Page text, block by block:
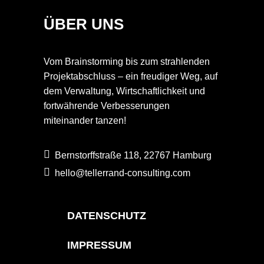
ÜBER UNS
Vom Brainstorming bis zum strahlenden
Projektabschluss – ein freudiger Weg, auf
dem Verwaltung, Wirtschaftlichkeit und
fortwährende Verbesserungen
miteinander tanzen!
Bernstorffstraße 118, 22767 Hamburg
hello@tellerrand-consulting.com
DATENSCHUTZ
IMPRESSUM